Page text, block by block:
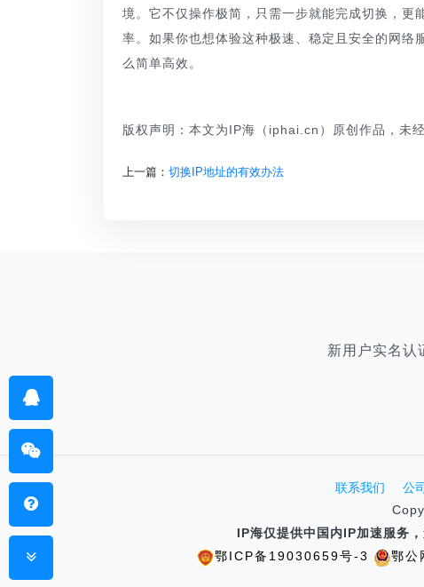
境。它不仅操作极简，只需一步就能完成切换，更
率。如果你也想体验这种极速、稳定且安全的网
么简单高效。
版权声明：本文为IP海（iphai.cn）原创作品，未
上一篇： 切换IP地址的有效办法
新用户实名认
联系我们 公
IP海仅提供中国内IP加速服务
鄂ICP备19030659号-3
鄂